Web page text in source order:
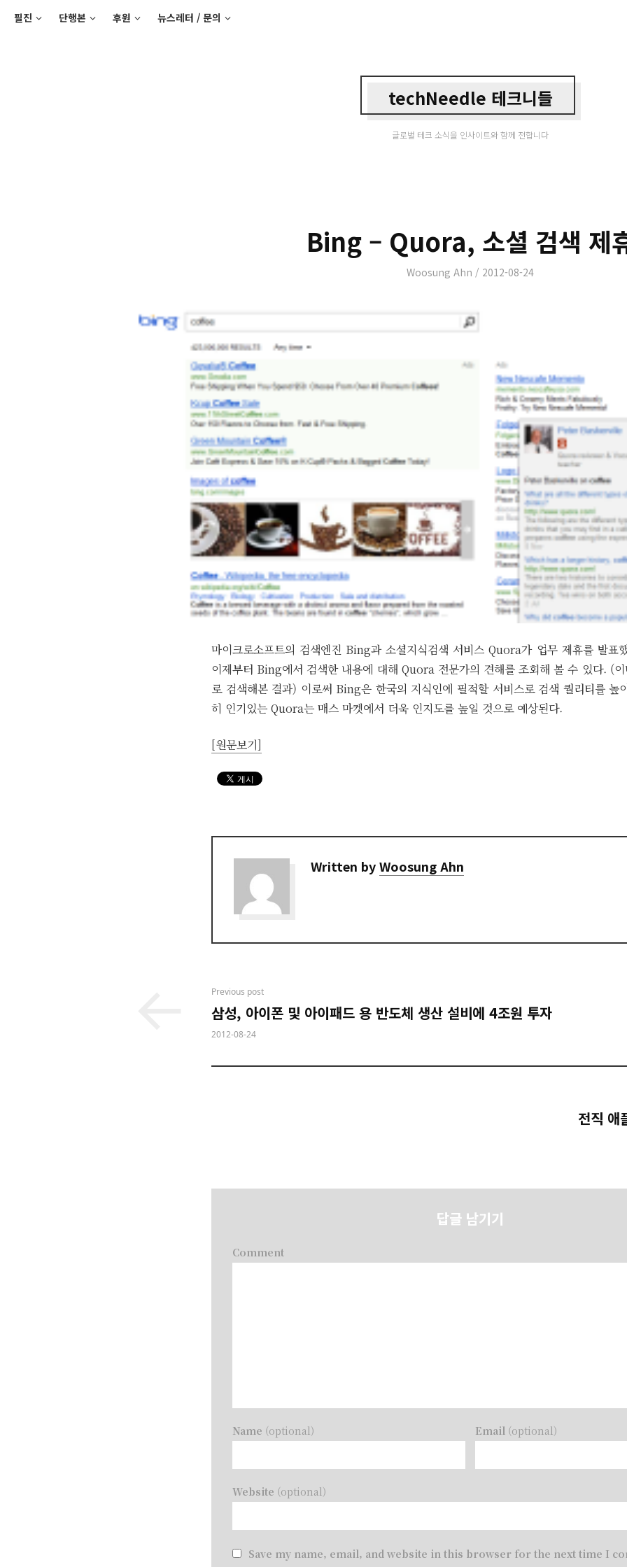
필진 단행본 후원 뉴스레터 / 문의
techNeedle 테크니들
글로벌 테크 소식을 인사이트와 함께 전합니다
Bing – Quora, 소셜 검색 제
Author
Woosung Ahn
Posted
2012-08-24
마이크로소프트의 검색엔진 Bing과 소셜지식검색 서비스 Quora가 업무 제휴를 발표
이제부터 Bing에서 검색한 내용에 대해 Quora 전문가의 견해를 조회해 볼 수 있다. (
로 검색해본 결과) 이로써 Bing은 한국의 지식인에 필적할 서비스로 검색 퀄리티를 높
히 인기있는 Quora는 매스 마켓에서 더욱 인지도를 높일 것으로 예상된다.
[원문보기]
Written byWoosung Ahn
navigation
Previous post
삼성, 아이폰 및 아이패드 용 반도체 생산 설비에 4조원 투자
2012-08-24
전직 애
답글 남기기
Comment
Name (optional) Email (optional)
Website (optional)
Save my name, email, and website in this browser for the next time I